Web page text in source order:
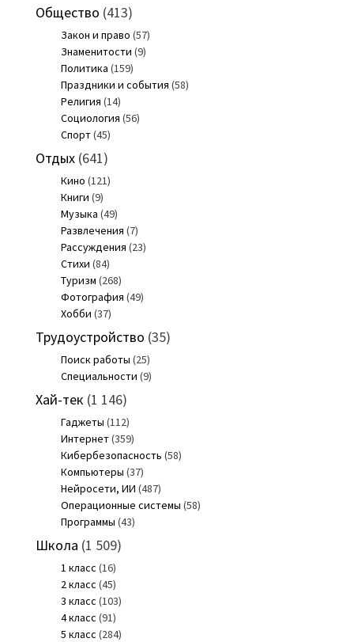
Общество (413)
Закон и право (57)
Знаменитости (9)
Политика (159)
Праздники и события (58)
Религия (14)
Социология (56)
Спорт(45)
Отдых(641)
Кино (121)
Книги (9)
Музыка (49)
Развлечения (7)
Рассуждения (23)
Стихи (84)
Туризм (268)
Фотография (49)
Хобби (37)
Трудоустройство (35)
Поиск работы (25)
Специальности (9)
Хай-тек (1 146)
Гаджеты (112)
Интернет(359)
Кибербезопасность (58)
Компьютеры (37)
Нейросети, ИИ (487)
Операционные системы (58)
Программы (43)
Школа (1 509)
1 класс (16)
2 класс (45)
3 класс (103)
4 класс (91)
5 класс (284)